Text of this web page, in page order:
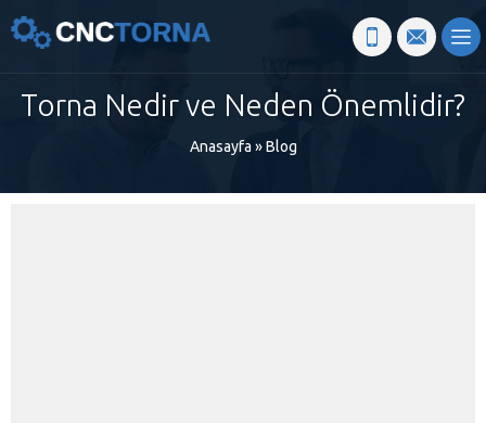
Torna Nedir ve Neden Önemlidir?
Anasayfa »Blog